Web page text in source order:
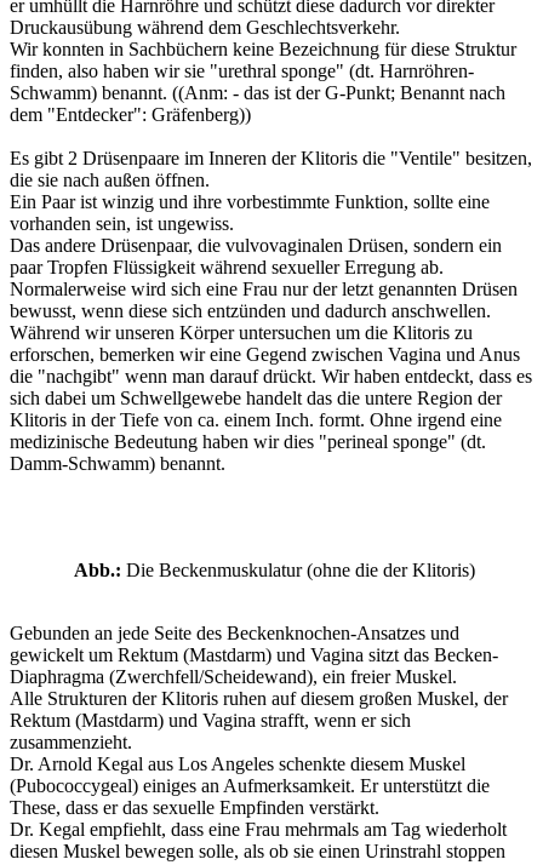
er umhüllt die Harnröhre und schützt diese dadurch vor direkter
Druckausübung während dem Geschlechtsverkehr.
Wir konnten in Sachbüchern keine Bezeichnung für diese Struktur
finden, also haben wir sie "urethral sponge" (dt. Harnröhren-
Schwamm) benannt. ((Anm: - das ist der G-Punkt; Benannt nach
dem "Entdecker": Gräfenberg))
Es gibt 2 Drüsenpaare im Inneren der Klitoris die "Ventile" besitzen,
die sie nach außen öffnen.
Ein Paar ist winzig und ihre vorbestimmte Funktion, sollte eine
vorhanden sein, ist ungewiss.
Das andere Drüsenpaar, die vulvovaginalen Drüsen, sondern ein
paar Tropfen Flüssigkeit während sexueller Erregung ab.
Normalerweise wird sich eine Frau nur der letzt genannten Drüsen
bewusst, wenn diese sich entzünden und dadurch anschwellen.
Während wir unseren Körper untersuchen um die Klitoris zu
erforschen, bemerken wir eine Gegend zwischen Vagina und Anus
die "nachgibt" wenn man darauf drückt. Wir haben entdeckt, dass es
sich dabei um Schwellgewebe handelt das die untere Region der
Klitoris in der Tiefe von ca. einem Inch. formt. Ohne irgend eine
medizinische Bedeutung haben wir dies "perineal sponge" (dt.
Damm-Schwamm) benannt.
Abb.: Die Beckenmuskulatur (ohne die der Klitoris)
Gebunden an jede Seite des Beckenknochen-Ansatzes und
gewickelt um Rektum (Mastdarm) und Vagina sitzt das Becken-
Diaphragma (Zwerchfell/Scheidewand), ein freier Muskel.
Alle Strukturen der Klitoris ruhen auf diesem großen Muskel, der
Rektum (Mastdarm) und Vagina strafft, wenn er sich
zusammenzieht.
Dr. Arnold Kegal aus Los Angeles schenkte diesem Muskel
(Pubococcygeal) einiges an Aufmerksamkeit. Er unterstützt die
These, dass er das sexuelle Empfinden verstärkt.
Dr. Kegal empfiehlt, dass eine Frau mehrmals am Tag wiederholt
diesen Muskel bewegen solle, als ob sie einen Urinstrahl stoppen